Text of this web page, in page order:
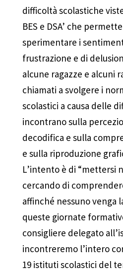
difficoltà scolastiche
BES e DSA’ che
sperimentare i
frustrazione e di
alcune ragazze e alcuni
chiamati a svolgere i
scolastici a causa delle
incontrano sulla
decodifica e sulla
e sulla riproduzione
L’intento è di “mettersi
cercando di
affinché nessuno venga
queste giornate
consigliere delegato
incontreremo l’intero
19 istituti scolastici del